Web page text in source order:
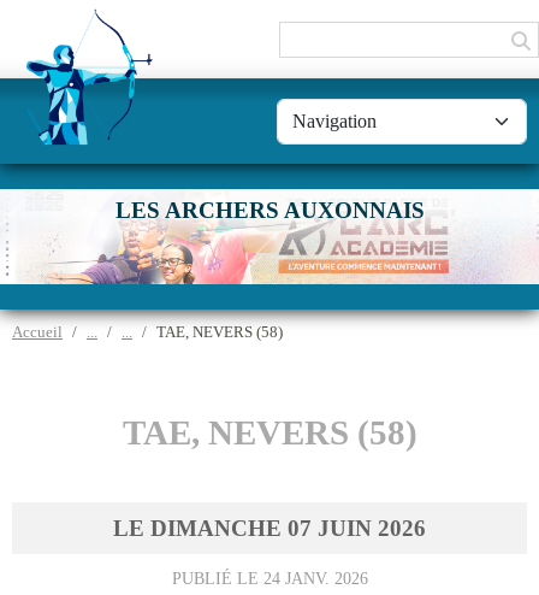
LES ARCHERS AUXONNAIS
Accueil TAE, NEVERS (58)
TAE, NEVERS (58)
LE DIMANCHE 07 JUIN 2026
PUBLIÉ LE 24 JANV. 2026
Panneau de gestion des cookies